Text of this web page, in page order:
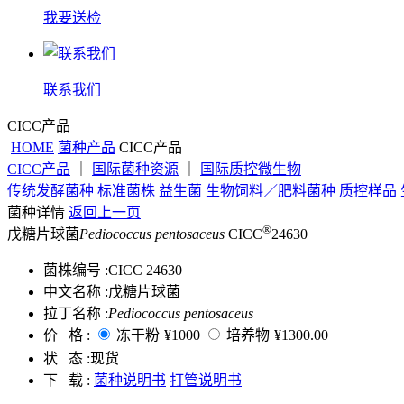
我要送检
联系我们
CICC产品
HOME 菌种产品 CICC产品
CICC产品
国际菌种资源
国际质控微生物
传统发酵菌种 标准菌株 益生菌 生物饲料／肥料菌种 质控样品
菌种详情 返回上一页
戊糖片球菌Pediococcus pentosaceus CICC®24630
菌株编号 :CICC 24630
中文名称 :戊糖片球菌
拉丁名称 :Pediococcus pentosaceus
价 格 :
冻干粉 ¥1000 培养物 ¥1300.00
状 态 :现货
下 载 : 菌种说明书 打管说明书